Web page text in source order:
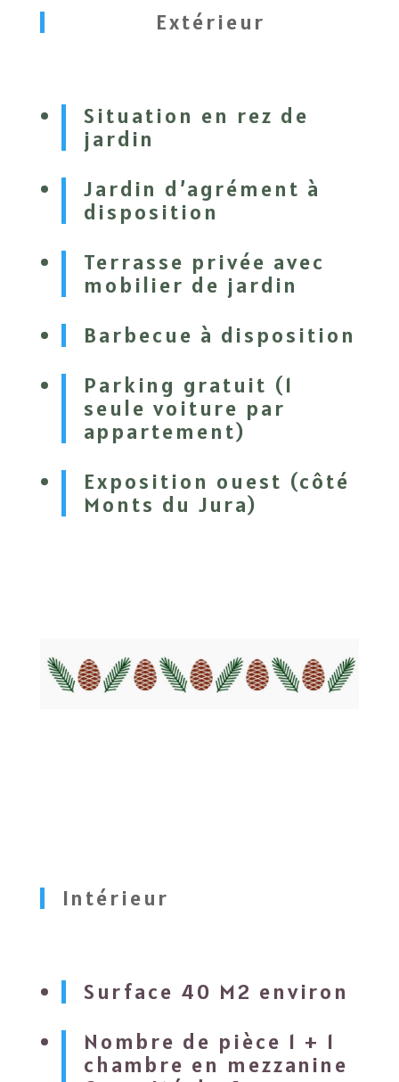
Extérieur
Situation en rez de
jardin
Jardin d’agrément à
disposition
Terrasse privée avec
mobilier de jardin
Barbecue à disposition
Parking gratuit (1
seule voiture par
appartement)
Exposition ouest (côté
Monts du Jura)
Intérieur
Surface 40 M2 environ
Nombre de pièce 1 + 1
chambre en mezzanine